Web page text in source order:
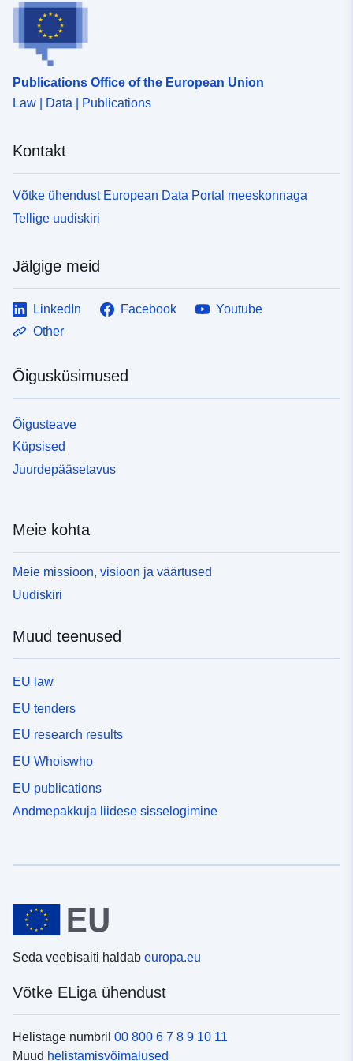
Identifikaatorid:
120066022-wxs-a4fa1050-
uriRef:
120066022-srv-b8cbde0f-0b12-
45c3-ba4c-a710afac1265
Publications Office of the European Union
Law | Data | Publications
Kontakt
Võtke ühendust European Data Portal meeskonnaga
Tellige uudiskiri
Jälgige meid
LinkedIn Facebook
Youtube
Other
Õigusküsimused
Õigusteave
Küpsised
Juurdepääsetavus
Meie kohta
Meie missioon, visioon ja väärtused
Uudiskiri
Muud teenused
EU law
EU tenders
EU research results
EU Whoiswho
EU publications
Andmepakkuja liidese sisselogimine
Seda veebisaiti haldab europa.eu
Võtke ELiga ühendust
Helistage numbril 00 800 6 7 8 9 10 11
Muud helistamisvõimalused